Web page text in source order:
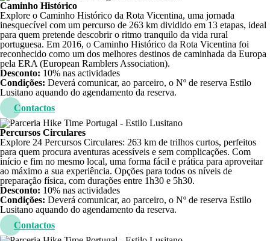
Caminho Histórico
Explore o Caminho Histórico da Rota Vicentina, uma jornada
inesquecível com um percurso de 263 km dividido em 13 etapas, ideal
para quem pretende descobrir o ritmo tranquilo da vida rural
portuguesa. Em 2016, o Caminho Histórico da Rota Vicentina foi
reconhecido como um dos melhores destinos de caminhada da Europa
pela ERA (European Ramblers Association).
Desconto: 10% nas actividades
Condições: Deverá comunicar, ao parceiro, o Nº de reserva Estilo
Lusitano aquando do agendamento da reserva.
Contactos
Percursos Circulares
Explore 24 Percursos Circulares: 263 km de trilhos curtos, perfeitos
para quem procura aventuras acessíveis e sem complicações. Com
início e fim no mesmo local, uma forma fácil e prática para aproveitar
ao máximo a sua experiência. Opções para todos os níveis de
preparação física, com durações entre 1h30 e 5h30.
Desconto: 10% nas actividades
Condições: Deverá comunicar, ao parceiro, o Nº de reserva Estilo
Lusitano aquando do agendamento da reserva.
Contactos